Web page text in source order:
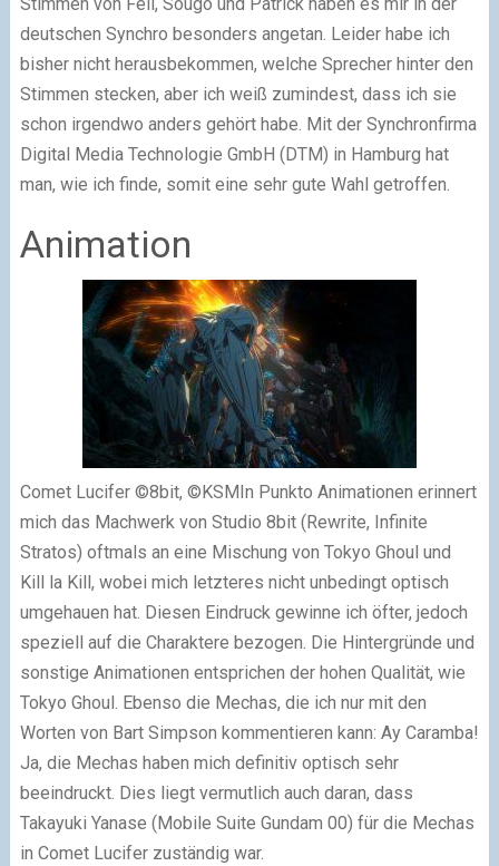
deutschen Synchro besonders angetan. Leider habe ich
bisher nicht herausbekommen, welche Sprecher hinter den
Stimmen stecken, aber ich weiß zumindest, dass ich sie
schon irgendwo anders gehört habe. Mit der Synchronfirma
Digital Media Technologie GmbH (DTM) in Hamburg hat
man, wie ich finde, somit eine sehr gute Wahl getroffen.
Animation
Comet Lucifer ©8bit, ©KSMIn Punkto Animationen erinnert
mich das Machwerk von Studio 8bit (Rewrite, Infinite
Stratos) oftmals an eine Mischung von Tokyo Ghoul und
Kill la Kill, wobei mich letzteres nicht unbedingt optisch
umgehauen hat. Diesen Eindruck gewinne ich öfter, jedoch
speziell auf die Charaktere bezogen. Die Hintergründe und
sonstige Animationen entsprichen der hohen Qualität, wie
Tokyo Ghoul. Ebenso die Mechas, die ich nur mit den
Worten von Bart Simpson kommentieren kann: Ay Caramba!
Ja, die Mechas haben mich definitiv optisch sehr
beeindruckt. Dies liegt vermutlich auch daran, dass
Takayuki Yanase (Mobile Suite Gundam 00) für die Mechas
in Comet Lucifer zuständig war.